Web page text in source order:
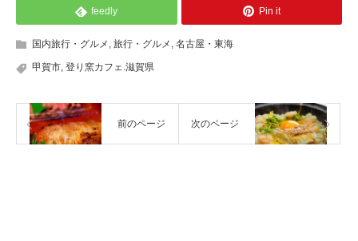
feedly Pin it
国内旅行・グルメ , 旅行・グルメ , 名古屋・東海
甲賀市, 登り窯カフェ.滋賀県
前のページ 次のページ